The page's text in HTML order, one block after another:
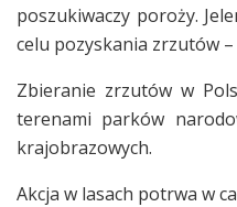
poszukiwaczy poroży.
celu pozyskania zrzutów –
Zbieranie zrzutów w
terenami parków
krajobrazowych.
Akcja w lasach potrwa w